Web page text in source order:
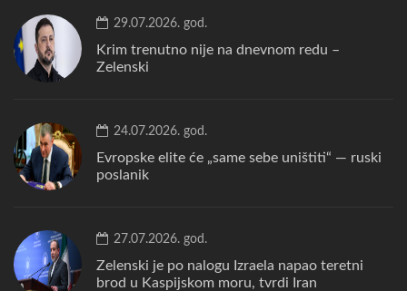
29.07.2026. god.
Krim trenutno nije na dnevnom redu –
Zelenski
24.07.2026. god.
Evropske elite će „same sebe uništiti“ — ruski
poslanik
27.07.2026. god.
Zelenski je po nalogu Izraela napao teretni
brod u Kaspijskom moru, tvrdi Iran